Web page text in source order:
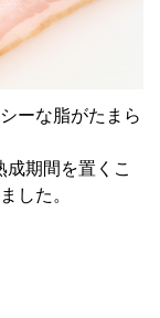
ーな脂がたまら
期間を置くこ
した。